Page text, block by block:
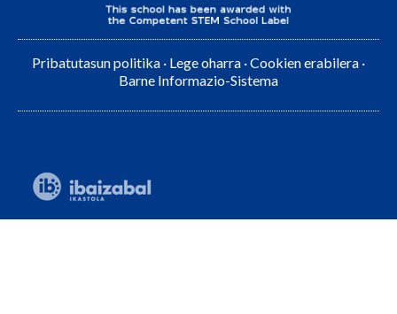
Pribatutasun politika · Lege oharra ·Cookien erabilera ·
Barne Informazio-Sistema